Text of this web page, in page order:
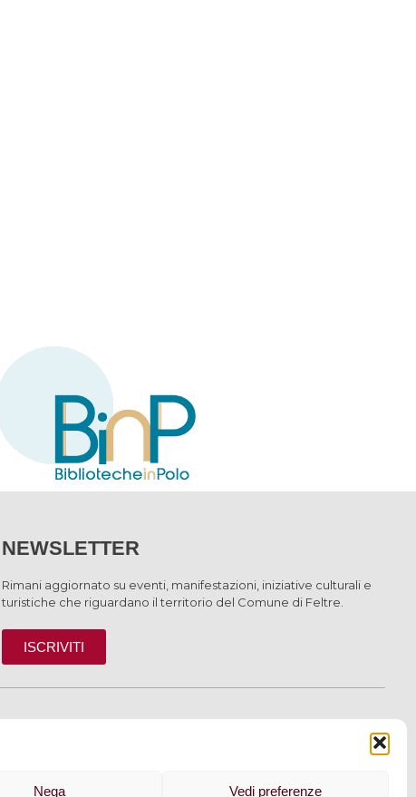
Nega Vedi preferenze
NEWSLETTER
Rimani aggiornato su eventi, manifestazioni, iniziative culturali e
turistiche che riguardano il territorio del Comune di Feltre.
ISCRIVITI